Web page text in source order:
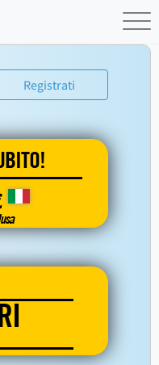
Registrati